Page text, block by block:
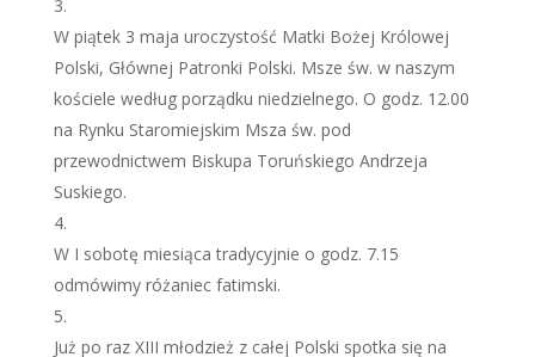
W piątek 3 maja uroczystość Matki Bożej Królowej
Polski, Głównej Patronki Polski. Msze św. w naszym
kościele według porządku niedzielnego. O godz. 12.00
na Rynku Staromiejskim Msza św. pod
przewodnictwem Biskupa Toruńskiego Andrzeja
Suskiego.
W I sobotę miesiąca tradycyjnie o godz. 7.15
odmówimy różaniec fatimski.
Już po raz XIII młodzież z całej Polski spotka się na